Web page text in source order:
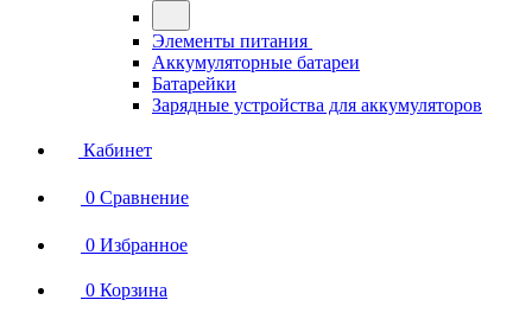
Элементы питания
Аккумуляторные батареи
Батарейки
Зарядные устройства для аккумуляторов
Кабинет
0 Сравнение
0 Избранное
0 Корзина